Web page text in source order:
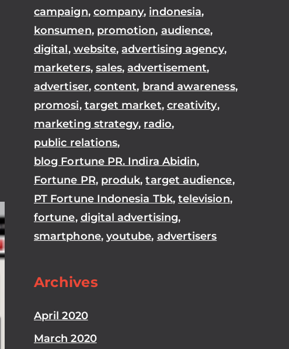
campaign, company, indonesia,
konsumen, promotion, audience,
digital, website,advertising agency,
marketers, sales,advertisement,
advertiser, content, brand awareness,
promosi, target market, creativity,
marketing strategy, radio,
public relations,
blog Fortune PR. Indira Abidin,
Fortune PR, produk,target audience,
PT Fortune Indonesia Tbk, television,
fortune, digital advertising,
smartphone, youtube, advertisers
Archives
April 2020
March 2020